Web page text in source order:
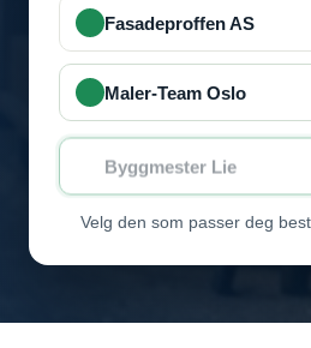
Fasadeproffen AS
Maler-Team Oslo
Byggmester Lie
Velg den som passer deg best